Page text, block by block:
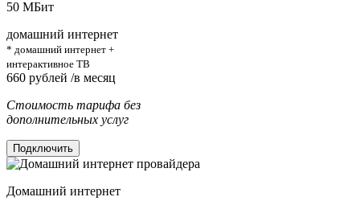
50 МБит
домашний интернет
* домашний интернет +
интерактивное ТВ
660 рублей /в месяц
Стоимость тарифа без
дополнительных услуг
Подключить
Домашний интернет